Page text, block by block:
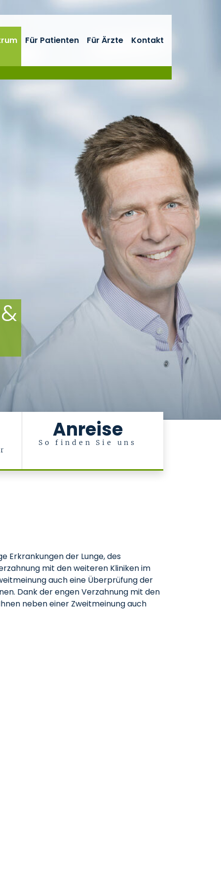
Anreise
So finden Sie uns
Für Patienten Für Ärzte Kontakt
Erkrankungen der Lunge, des
mit den weiteren Kliniken im
auch eine Überprüfung der
Dank der engen Verzahnung mit den
neben einer Zweitmeinung auch